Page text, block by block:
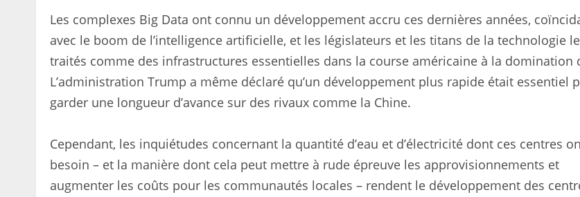
Les complexes Big Data ont connu un développement accru ces dernières années,
avec le boom de l’intelligence artificielle, et les législateurs et les titans de la technologie
traités comme des infrastructures essentielles dans la course américaine à la domination
L’administration Trump a même déclaré qu’un développement plus rapide était essentiel
garder une longueur d’avance sur des rivaux comme la Chine.
Cependant, les inquiétudes concernant la quantité d’eau et d’électricité dont ces centres
besoin – et la manière dont cela peut mettre à rude épreuve les approvisionnements et
augmenter les coûts pour les communautés locales – rendent le développement des